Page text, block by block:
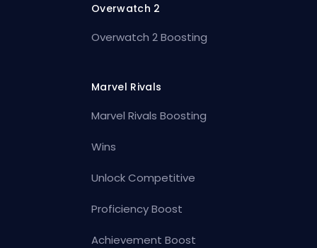
Overwatch 2
Overwatch 2 Boosting
Marvel Rivals
Marvel Rivals Boosting
Wins
Unlock Competitive
Proficiency Boost
Achievement Boost